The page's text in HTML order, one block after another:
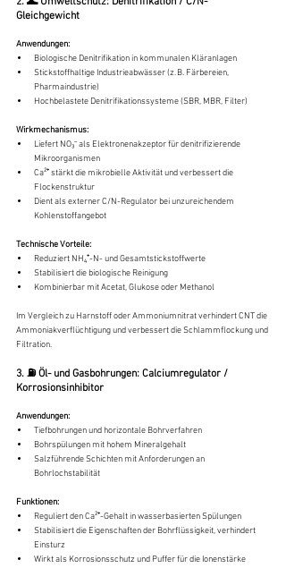
Gleichgewicht
Anwendungen:
Biologische Denitrifikation in kommunalen Kläranlagen
Stickstoffhaltige Industrieabwässer (z. B. Färbereien,
Pharmaindustrie)
Hochbelastete Denitrifikationssysteme (SBR, MBR, Filter)
Wirkmechanismus:
Liefert NO₃⁻ als Elektronenakzeptor für denitrifizierende
Mikroorganismen
Ca²⁺ stärkt die mikrobielle Aktivität und verbessert die
Flockenstruktur
Dient als externer C/N-Regulator bei unzureichendem
Kohlenstoffangebot
Technische Vorteile:
Reduziert NH₄⁺-N- und Gesamtstickstoffwerte
Stabilisiert die biologische Reinigung
Kombinierbar mit Acetat, Glukose oder Methanol
Im Vergleich zu Harnstoff oder Ammoniumnitrat verhindert CNT die
Ammoniakverflüchtigung und verbessert die Schlammflockung und
Filtration.
3. ⛽ Öl- und Gasbohrungen: Calciumregulator /
Korrosionsinhibitor
Anwendungen:
Tiefbohrungen und horizontale Bohrverfahren
Bohrspülungen mit hohem Mineralgehalt
Salzführende Schichten mit Anforderungen an
Bohrlochstabilität
Funktionen:
Reguliert den Ca²⁺-Gehalt in wasserbasierten Spülungen
Stabilisiert die Eigenschaften der Bohrflüssigkeit, verhindert
Einsturz
Wirkt als Korrosionsschutz und Puffer für die Ionenstärke